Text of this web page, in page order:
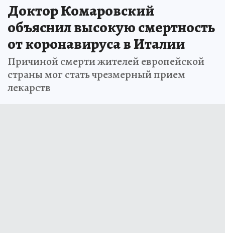
Доктор Комаровский
объяснил высокую смертность
от коронавируса в Италии
Причиной смерти жителей европейской
страны мог стать чрезмерный прием
лекарств